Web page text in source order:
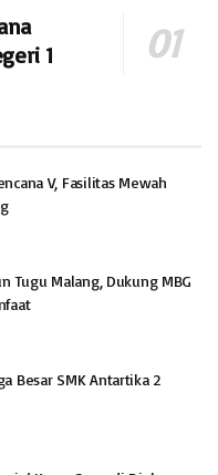
1
V, Fasilitas Mewah
Tugu Malang, Dukung MBG
Besar SMK Antartika 2